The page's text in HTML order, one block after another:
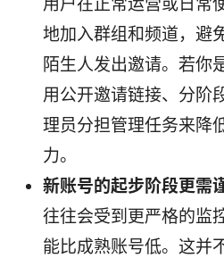
地加入群组和频道，避
陌生人发出邀请。若你
用公开邀请链接、分阶
理员分担管理任务来降
力。
新账号的起步阶段更需
往往会受到更严格的监
能比成熟账号低。这并